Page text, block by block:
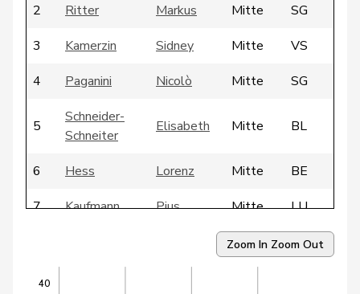
2
Ritter Markus Mitte
SG
3
Kamerzin Sidney Mitte
VS
4
Paganini Nicolò Mitte SG
5
Schneider-
Schneiter
Elisabeth Mitte BL
6 Hess Lorenz Mitte
BE
7
Kaufmann Pius Mitte
LU
Mitte AG
9
Zoom In Zoom Out
40